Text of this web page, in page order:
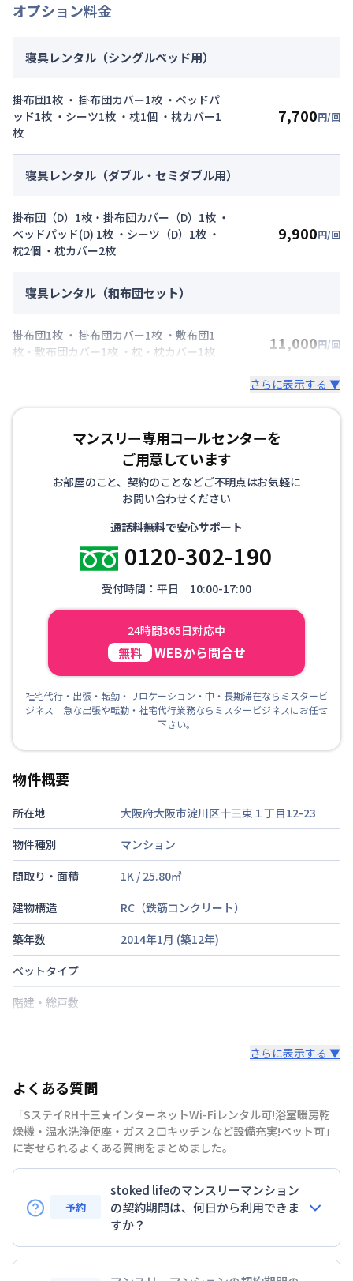
オプション料金
寝具レンタル（シングルベッド用）
掛布団1枚 ・ 掛布団カバー1枚 ・ベッドパ
ッド1枚 ・シーツ1枚 ・枕1個 ・枕カバー1
枚
7,700円/回
寝具レンタル（ダブル・セミダブル用）
掛布団（D）1枚・掛布団カバー（D）1枚 ・
ベッドパッド(D) 1枚 ・シーツ（D）1枚 ・
枕2個 ・枕カバー2枚
9,900円/回
寝具レンタル（和布団セット）
掛布団1枚 ・ 掛布団カバー1枚 ・敷布団1
枚・敷布団カバー1枚 ・枕・枕カバー1枚
11,000円/回
さらに表示する ▼
マンスリー専用コールセンターを
ご用意しています
お部屋のこと、契約のことなどご不明点はお気軽に
お問い合わせください
通話料無料で安心サポート
0120-302-190
受付時間：平日 10:00-17:00
24時間365日対応中
無料 WEBから問合せ
社宅代行・出張・転勤・リロケーション・中・長期滞在ならミスタービ
ジネス 急な出張や転勤・社宅代行業務ならミスタービジネスにお任せ
下さい。
物件概要
所在地
大阪府大阪市淀川区十三東１丁目12-23
物件種別
マンション
間取り・面積
1K / 25.80㎡
建物構造
RC（鉄筋コンクリート）
築年数
2014年1月 (築12年)
ベットタイプ
階建・総戸数
禁煙・喫煙
交通
阪急電鉄神戸線 十三駅徒歩9分
阪急電鉄宝塚線 十三駅
阪急電鉄京都線 南方駅
2名
駐車場
なし
さらに表示する ▼
よくある質問
「SステイRH十三★インターネットWi-Fiレンタル可!浴室暖房乾
燥機・温水洗浄便座・ガス２口キッチンなど設備充実!ペット可」
に寄せられるよくある質問をまとめました。
予約
stoked lifeのマンスリーマンション
の契約期間は、何日から利用できま
すか？
7日以上からのご契約期間ですが1ヶ月（30日）以上
のご契約期間の地域もございますのでお気軽にお問い